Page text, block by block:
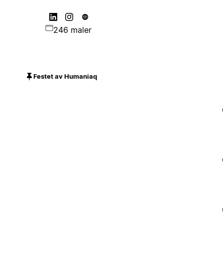
246 maler
Festet av Humaniaq